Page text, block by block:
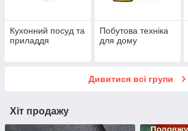
Кухонний посуд та
приладдя
Побутова техніка
для дому
Дивитися всі групи
Хіт продажу